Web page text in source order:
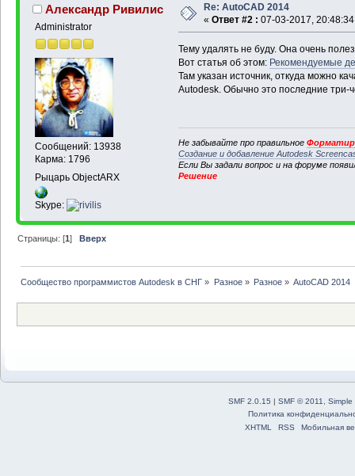
Александр Ривилис
Administrator
Сообщений: 13938
Карма: 1796
Рыцарь ObjectARX
Skype:
Re: AutoCAD 2014
« Ответ #2 : 07-03-2017,
Тему удалять не буду. Она очень
Вот статья об этом: Рекомендуемые
Там указан источник, откуда можно
Autodesk. Обычно это последние три-
Не забывайте про правильное
Создание и добавление Autodesk
Если Вы задали вопрос и на форуме
Решение
Страницы: [1] Вверх
Сообщество программистов Autodesk в СНГ » Разное» Разное» AutoCAD 2014
SMF 2.0.15 | SMF © 2011, Simple
Политика
XHTML
RSS Мобильная